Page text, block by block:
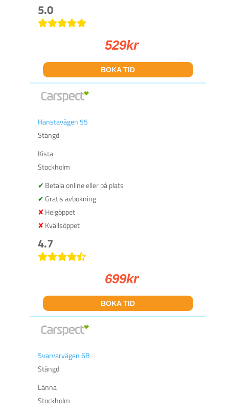
5.0
529kr
BOKA TID
Hanstavägen 55
Stängd
Kista
Stockholm
Betala online eller på plats
Gratis avbokning
Helgöppet
Kvällsöppet
4.7
699kr
BOKA TID
Svarvarvägen 6B
Stängd
Länna
Stockholm